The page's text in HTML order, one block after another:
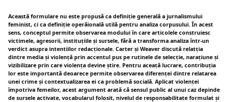
Această formulare nu este propusă ca definiție generală a jurnalismului
feminist, ci ca definiție operăională utilă pentru analiza corpusului. În acest
sens, conceptul permite observarea modului în care articolele construiesc
victimele, agresorii, instituțiile și sursele, fără a transforma analiza într-un
verdict asupra intentiilor redacționale. Carter și Weaver discută relatția
dintre media și violență prin accentul pus pe rutinele de selecție, narațiune și
vizibilizare prin care violența devine știre. Pentru aceață lucrare, contribuția
lor este importantă deoarece permite observarea diferenței dintre relatarea
unei crime și contextualizarea ei ca problemă socială. Aplicat violenței
împotriva femeilor, acest argument arată că sensul public al unui caz depinde
de sursele activate, vocabularul folosit, nivelul de responsabilitate formulat și